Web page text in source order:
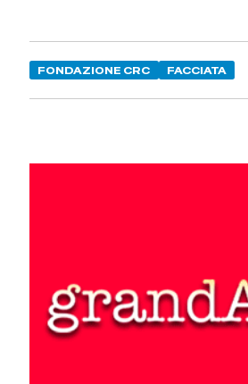
FONDAZIONE CRC FACCIATA